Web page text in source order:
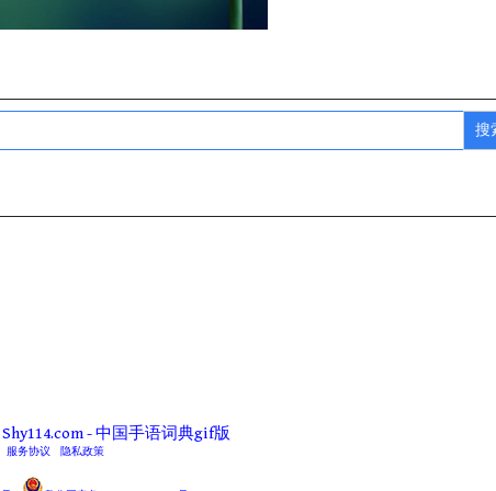
Shy114.com - 中国手语词典gif版
服务协议 隐私政策